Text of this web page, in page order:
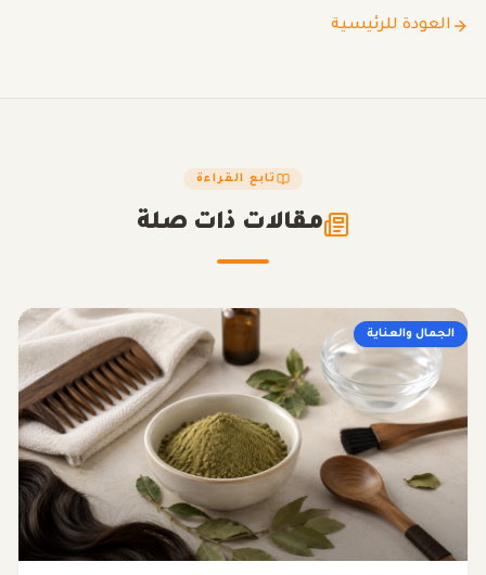
العودة للرئيسية
تابع القراءة
مقالات ذات صلة
الجمال والعناية